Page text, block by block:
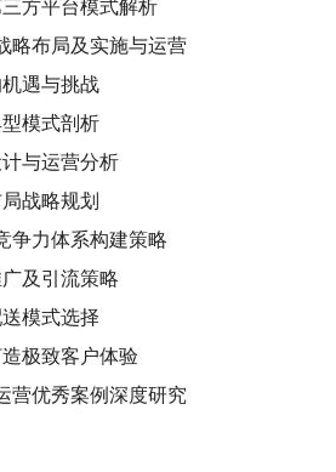
方平台模式解析
略布局及实施与运营
遇与挑战
模式剖析
与运营分析
战略规划
争力体系构建策略
及引流策略
模式选择
极致客户体验
营优秀案例深度研究